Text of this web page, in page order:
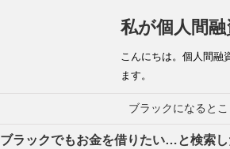
私が個人間融
こんにちは。個人間融
ます。
ブラックになるとこ
ブラックでもお金を借りたい…と検索